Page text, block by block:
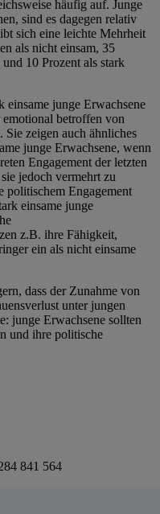
häufig auf. Junge
sind es dagegen relativ
sich eine leichte Mehrheit
als nicht einsam, 35
10 Prozent als stark
einsame junge Erwachsene
emotional betroffen von
zeigen auch ähnliches
junge Erwachsene, wenn
Engagement der letzten
jedoch vermehrt zu
politischem Engagement
einsame junge
z.B. ihre Fähigkeit,
ein als nicht einsame
dass der Zunahme von
unter jungen
junge Erwachsene sollten
und ihre politische
841 564